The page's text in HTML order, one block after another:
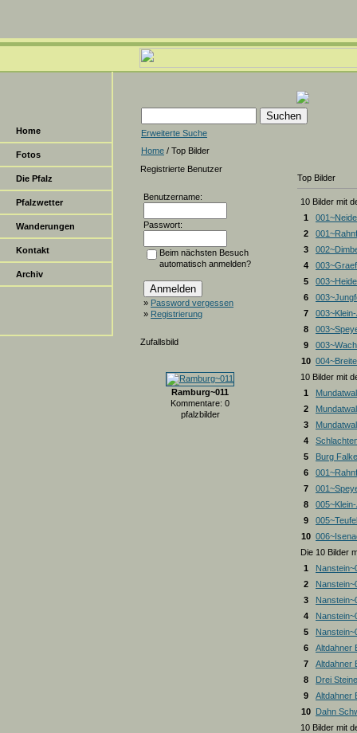
Home
Fotos
Die Pfalz
Pfalzwetter
Wanderungen
Kontakt
Archiv
Erweiterte Suche
Home / Top Bilder
Registrierte Benutzer
Benutzername:
Passwort:
Beim nächsten Besuch
automatisch anmelden?
» Password vergessen
» Registrierung
Zufallsbild
Ramburg~011
Kommentare: 0
pfalzbilder
Top Bilder
10 Bilder mit
1
2
3
4
5
6
7
8
9
10
10 Bilder mit
1
2
3
4
5
Burg
6
7
8
9
10
Die 10 Bilder
1
2
3
4
5
6
Altdahner
7
Altdahner
8
Drei
9
Altdahner
10
Dahn
10 Bilder mit